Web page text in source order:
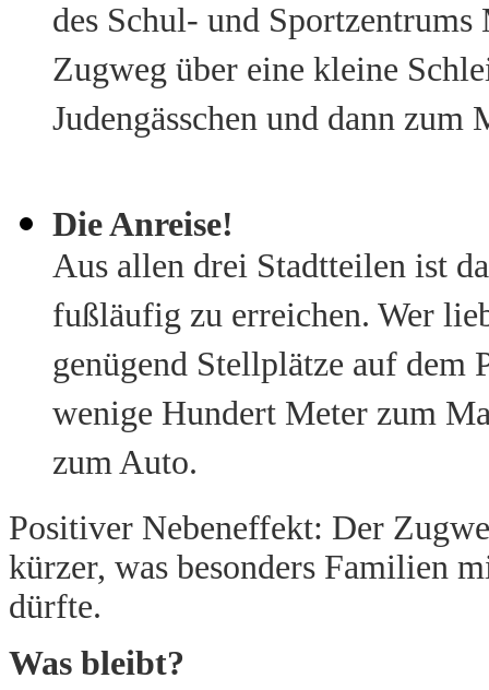
des Schul- und
Zugweg über eine kleine
Judengässchen und dann zum
Die Anreise!
Aus allen drei Stadtteilen ist
fußläufig zu erreichen. Wer
genügend Stellplätze auf dem
wenige Hundert Meter zum
zum Auto.
Positiver Nebeneffekt: Der
kürzer, was besonders Familien
dürfte.
Was bleibt?